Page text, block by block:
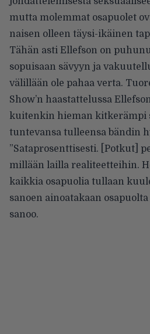
mutta molemmat osapuolet
naisen olleen täysi-ikäinen
Tähän asti Ellefson on
sopuisaan sävyyn ja
välillään ole pahaa verta.
Show’n haastattelussa
kuitenkin hieman kitkerämpi
tuntevansa tulleensa bändin
”Sataprosenttisesti. [Potkut]
millään lailla realiteetteihin.
kaikkia osapuolia tullaan
sanoen ainoatakaan
sanoo.